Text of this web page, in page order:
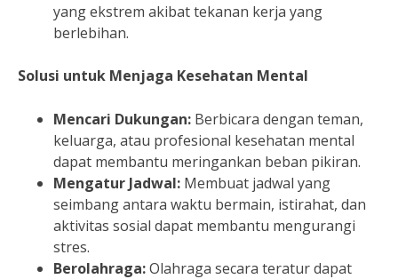
yang ekstrem akibat tekanan kerja yang
berlebihan.
Solusi untuk Menjaga Kesehatan Mental
Mencari Dukungan: Berbicara dengan teman,
keluarga, atau profesional kesehatan mental
dapat membantu meringankan beban pikiran.
Mengatur Jadwal: Membuat jadwal yang
seimbang antara waktu bermain, istirahat, dan
aktivitas sosial dapat membantu mengurangi
stres.
Berolahraga:Olahraga secara teratur dapat